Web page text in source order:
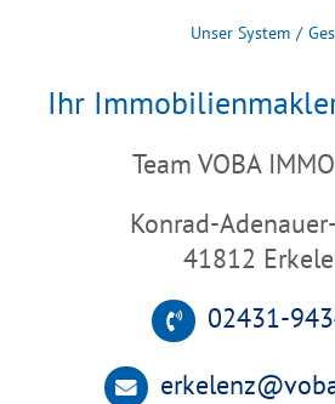
Unser System
Ihr
Team VOBA
Konrad-
41812
02431-